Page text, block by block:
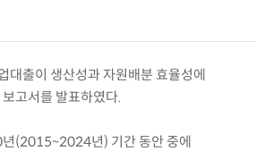
대출이 생산성과 자원배분 효율성에
고서를 발표하였다.
(2015~2024년) 기간 동안 중에